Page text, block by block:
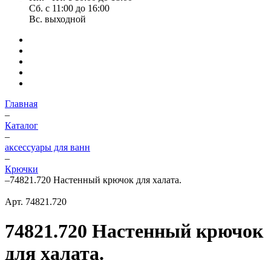
Сб. с 11:00 до 16:00
Вс. выходной
Главная
–
Каталог
–
аксессуары для ванн
–
Крючки
–74821.720 Настенный крючок для халата.
Арт. 74821.720
74821.720 Настенный крючок
для халата.